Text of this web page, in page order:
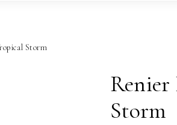
Storm
Storm